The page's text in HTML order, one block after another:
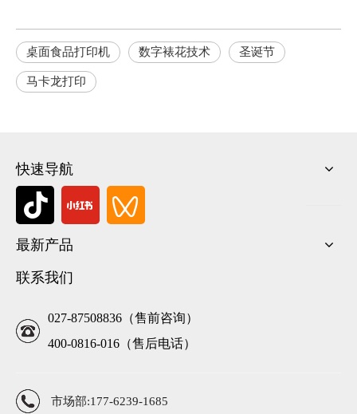
桌面食品打印机 数字裱花技术 圣诞节
马卡龙打印
快速导航
最新产品
联系我们
027-87508836（售前咨询）
400-0816-016（售后电话）
市场部:177-6239-1685